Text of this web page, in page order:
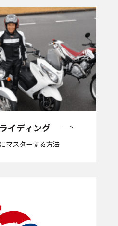
イディング
マスターする方法